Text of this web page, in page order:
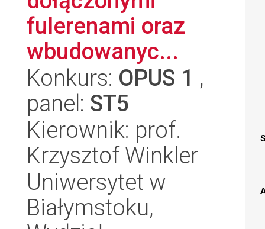
fulerenami oraz
wbudowanyc...
Konkurs: OPUS 1 ,
panel: ST5
Kierownik: prof.
Krzysztof Winkler
Uniwersytet w
Białymstoku,